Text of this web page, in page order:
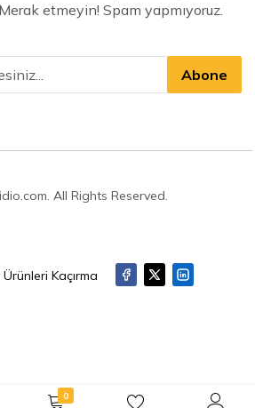
etmeyin! Spam yapmıyoruz.
Abone
All Rights Reserved.
Kaçırma
0